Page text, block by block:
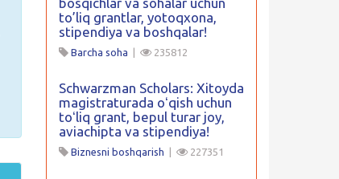
to’liq grantlar, yotoqxona,
stipendiya va boshqalar!
Barcha soha 235812
Schwarzman Scholars: Xitoyda
magistraturada oʻqish uchun
toʻliq grant, bepul turar joy,
aviachipta va stipendiya!
Biznesni boshqarish 227351